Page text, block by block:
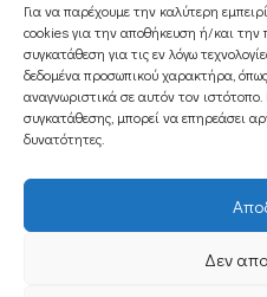
Για να παρέχουμε την καλύτερη
cookies για την αποθήκευση ή/και
συγκατάθεση για τις εν λόγω
δεδομένα προσωπικού χαρακτήρα,
αναγνωριστικά σε αυτόν τον
συγκατάθεσης, μπορεί να επηρεάσει
δυνατότητες.
Δεν
Εγγραφείτε στο
Εγγραφή
Copyright 2025